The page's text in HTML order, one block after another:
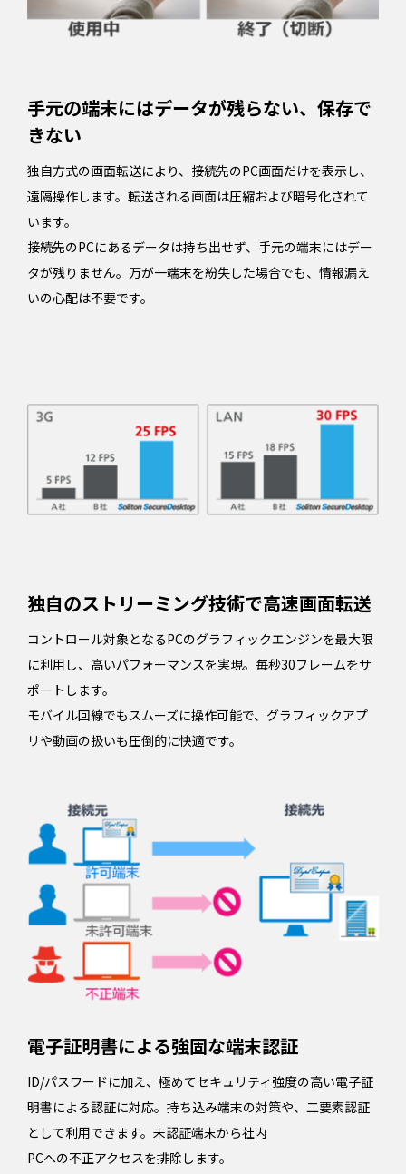
手元の端末にはデータが残らない、保存で
きない
独自方式の画面転送により、接続先のPC画面だけを表示し、
遠隔操作します。転送される画面は圧縮および暗号化されて
います。
接続先のPCにあるデータは持ち出せず、手元の端末にはデー
タが残りません。万が一端末を紛失した場合でも、情報漏え
いの心配は不要です。
独自のストリーミング技術で高速画面転送
コントロール対象となるPCのグラフィックエンジンを最大限
に利用し、高いパフォーマンスを実現。毎秒30フレームをサ
ポートします。
モバイル回線でもスムーズに操作可能で、グラフィックアプ
リや動画の扱いも圧倒的に快適です。
電子証明書による強固な端末認証
ID/パスワードに加え、極めてセキュリティ強度の高い電子証
明書による認証に対応。持ち込み端末の対策や、二要素認証
として利用できます。未認証端末から社内
PCへの不正アクセスを排除します。